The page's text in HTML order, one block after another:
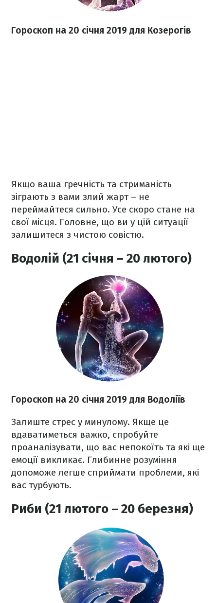
Гороскоп на 20 січня 2019 для Козерогів
Якщо ваша гречність та стриманість
зіграють з вами злий жарт – не
переймайтеся сильно. Усе скоро стане на
свої місця. Головне, що ви у цій ситуації
залишитеся з чистою совістю.
Водолій (21 січня – 20 лютого)
Гороскоп на 20 січня 2019 для Водоліїв
Залиште стрес у минулому. Якще це
вдаватиметься важко, спробуйте
проаналізувати, що вас непокоїть та які ще
емоції викликає. Глибинне розуміння
допоможе легше сприймати проблеми, які
вас турбують.
Риби (21 лютого – 20 березня)